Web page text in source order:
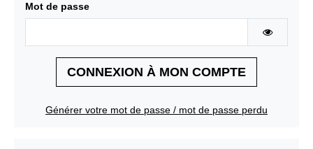
Mot de passe
CONNEXION À MON COMPTE
Générer votre mot de passe / mot de passe perdu